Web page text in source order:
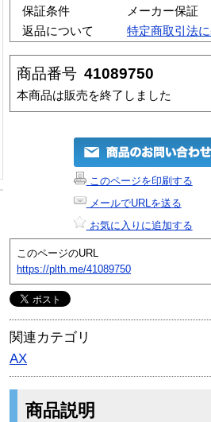
保証条件
メーカー保証
返品について
特定商取引法
商品番号 41089750
本商品は販売を終了しました
このページを印刷する
メールでURLを送る
お気に入りに追加する
このページのURL
https://plth.me/41089750
関連カテゴリ
AX
商品説明